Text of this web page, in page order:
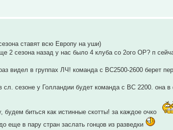
ставят всю Европу на уши)
2 сезона назад у нас было 4 клуба со 2ого ОР? п
видел в группах ЛЧ! команда с ВС2500-2600 берет
сезоне у Голландии будет команда с ВС 2200. она в
биться как истинные скотты! за каждое очко
еще в пару стран заслать гонцов из разведки